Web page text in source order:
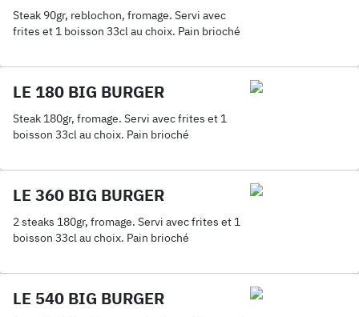
Steak 90gr, reblochon, fromage. Servi avec
frites et 1 boisson 33cl au choix. Pain brioché
LE 180 BIG BURGER
Steak 180gr, fromage. Servi avec frites et 1
boisson 33cl au choix. Pain brioché
LE 360 BIG BURGER
2 steaks 180gr, fromage. Servi avec frites et 1
boisson 33cl au choix. Pain brioché
LE 540 BIG BURGER